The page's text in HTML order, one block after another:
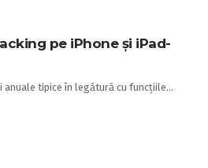
pe iPhone și iPad-
anuale tipice în legătură cu funcțiile…